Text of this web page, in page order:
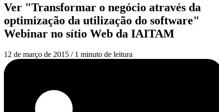
Ver "Transformar o negócio através da
optimização da utilização do software"
Webinar no sítio Web da IAITAM
12 de março de 2015 / 1 minuto de leitura